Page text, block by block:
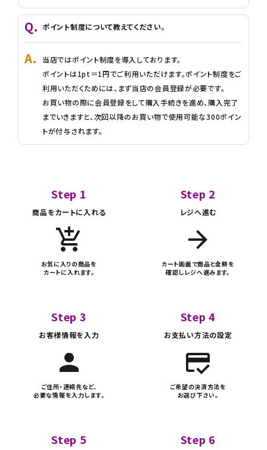
ポイント制度について教えてください。
当店ではポイント制度を導入しております。
ポイントは1pt＝1円でご利用いただけます。ポイント制度をご
利用いただくためには、まず当店の会員登録が必要です。
お買い物の際に会員登録をして購入手続きを進め、購入完了
までいきますと、次回以降のお買い物で使用可能な300ポイン
トが付与されます。
Step 1
商品をカートに入れる
add_shopping_cart
お気に入りの商品を
カートに入れます。
Step 2
レジへ進む
arrow_forward
カート画面で商品と金額を
確認しレジへ進みます。
Step 3
お客様情報を入力
person
ご住所・連絡先など、
必要な情報を入力します。
Step 4
お支払い方法の設定
credit_score
ご希望の決済方法を
お選び下さい。
Step 5 Step 6